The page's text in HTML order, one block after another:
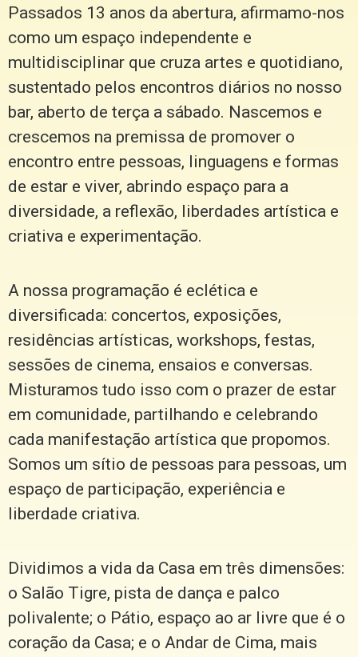
Passados 13 anos da abertura, afirmamo-nos
como um espaço independente e
multidisciplinar que cruza artes e quotidiano,
sustentado pelos encontros diários no nosso
bar, aberto de terça a sábado. Nascemos e
crescemos na premissa de promover o
encontro entre pessoas, linguagens e formas
de estar e viver, abrindo espaço para a
diversidade, a reflexão, liberdades artística e
criativa e experimentação.
A nossa programação é eclética e
diversificada: concertos, exposições,
residências artísticas, workshops, festas,
sessões de cinema, ensaios e conversas.
Misturamos tudo isso com o prazer de estar
em comunidade, partilhando e celebrando
cada manifestação artística que propomos.
Somos um sítio de pessoas para pessoas, um
espaço de participação, experiência e
liberdade criativa.
Dividimos a vida da Casa em três dimensões:
o Salão Tigre, pista de dança e palco
polivalente; o Pátio, espaço ao ar livre que é o
coração da Casa; e o Andar de Cima, mais